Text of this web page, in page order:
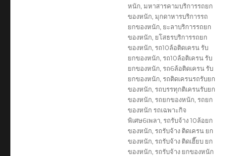
หนัก, มหาสารคามบริการรถยก
ของหนัก, มุกดาหารบริการรถ
ยกของหนัก, ยะลาบริการรถยก
ของหนัก, ยโสธรบริการรถยก
ของหนัก, รถ10ล้อติดเครน รับ
ยกของหนัก, รถ10ล้อติเครน รับ
ยกของหนัก, รถ6ล้อติดเครน รับ
ยกของหนัก, รถติดเครนรถรับยก
ของหนัก, รถบรรทุกติเครนรับยก
ของหนัก, รถยกของหนัก, รถยก
ของหนัก รถเฉพาะกิจ
พิเศษ6เพลา, รถรับจ้าง 10ล้อยก
ของหนัก, รถรับจ้าง ติดเครน ยก
ของหนัก, รถรับจ้าง ติดเฮี๊ยบ ยก
ของหนัก, รถรับจ้าง ยกของหนัก